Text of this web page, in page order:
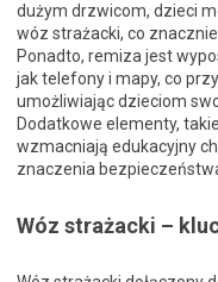
dużym drzwicom, dzieci
wóz strażacki, co
Ponadto, remiza jest
jak telefony i mapy, co
umożliwiając dzieciom
Dodatkowe elementy,
wzmacniają edukacyjny
znaczenia
Wóz strażacki –